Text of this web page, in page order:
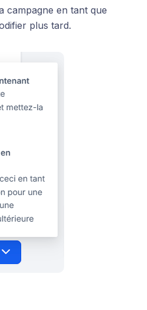
campagne en tant que
plus tard.